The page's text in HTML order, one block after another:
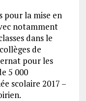
pour la mise en
notamment
dans le
de
pour les
5 000
scolaire 2017 –